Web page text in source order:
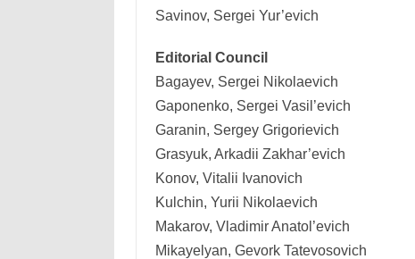
Savinov, Sergei Yur’evich
Editorial Council
Bagayev, Sergei Nikolaevich
Gaponenko, Sergei Vasil’evich
Garanin, Sergey Grigorievich
Grasyuk, Arkadii Zakhar’evich
Konov, Vitalii Ivanovich
Kulchin, Yurii Nikolaevich
Makarov, Vladimir Anatol’evich
Mikayelyan, Gevork Tatevosovich